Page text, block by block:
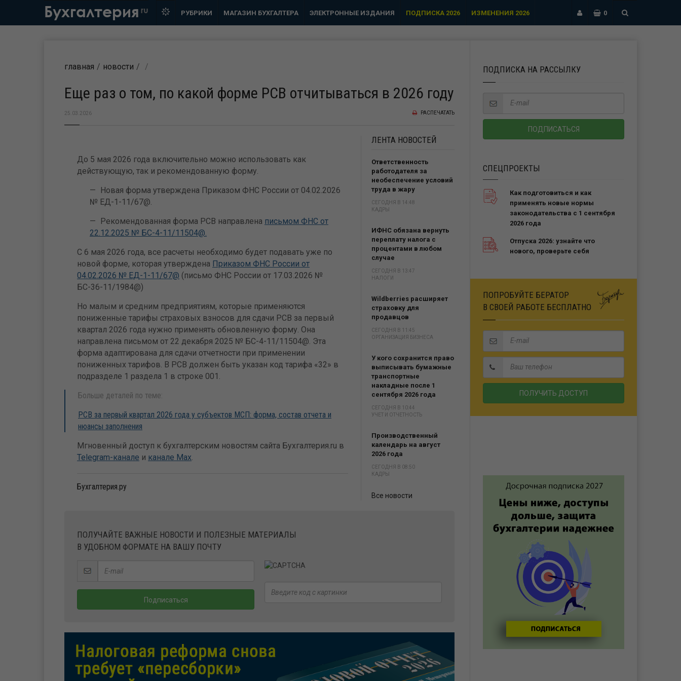
Бухгалтерия ru РУБРИКИ МАГАЗИН БУХГАЛТЕРА ЭЛЕКТРОННЫЕ ИЗДАНИЯ ПОДПИСКА 2026 ИЗМЕНЕНИЯ 2026 0
главная новости
Еще раз о том, по какой форме РСВ отчитываться в 2026 году
25.03.2026 РАСПЕЧАТАТЬ
До 5 мая 2026 года включительно можно использовать как
действующую, так и рекомендованную форму.
Новая форма утверждена Приказом ФНС России от 04.02.2026
№ ЕД-1-11/67@.
Рекомендованная форма РСВ направлена письмом ФНС от
22.12.2025 № БС-4-11/11504@.
С 6 мая 2026 года, все расчеты необходимо будет подавать уже по
новой форме, которая утверждена Приказом ФНС России от
04.02.2026 № ЕД-1-11/67@ (письмо ФНС России от 17.03.2026 №
БС-36-11/1984@)
Но малым и средним предприятиям, которые применяются
пониженные тарифы страховых взносов для сдачи РСВ за первый
квартал 2026 года нужно применять обновленную форму. Она
направлена письмом от 22 декабря 2025 № БС-4-11/11504@. Эта
форма адаптирована для сдачи отчетности при применении
пониженных тарифов. В РСВ должен быть указан код тарифа «32» в
подразделе 1 раздела 1 в строке 001.
Больше деталей по теме:
РСВ за первый квартал 2026 года у субъектов МСП: форма, состав отчета и
нюансы заполнения
Мгновенный доступ к бухгалтерским новостям сайта Бухгалтерия.ru в
Telegram-канале и канале Max.
Бухгалтерия.ру
ЛЕНТА НОВОСТЕЙ
Ответственность
работодателя за
необеспечение условий
труда в жару
СЕГОДНЯ В 14:48
КАДРЫ
ИФНС обязана вернуть
переплату налога с
процентами в любом
случае
СЕГОДНЯ В 13:47
НАЛОГИ
Wildberries расширяет
страховку для
продавцов
СЕГОДНЯ В 11:45
ОРГАНИЗАЦИЯ БИЗНЕСА
У кого сохранится право
выписывать бумажные
транспортные
накладные после 1
сентября 2026 года
СЕГОДНЯ В 10:44
УЧЕТ И ОТЧЕТНОСТЬ
Производственный
календарь на август
2026 года
СЕГОДНЯ В 08:50
КАДРЫ
Все новости
ПОЛУЧАЙТЕ ВАЖНЫЕ НОВОСТИ И ПОЛЕЗНЫЕ МАТЕРИАЛЫ
В УДОБНОМ ФОРМАТЕ НА ВАШУ ПОЧТУ
ПОДПИСКА НА РАССЫЛКУ
СПЕЦПРОЕКТЫ
Как подготовиться и как
применять новые нормы
законодательства с 1 сентября
2026 года
Отпуска 2026: узнайте что
нового, проверьте себя
ПОПРОБУЙТЕ БЕРАТОР
В СВОЕЙ РАБОТЕ БЕСПЛАТНО